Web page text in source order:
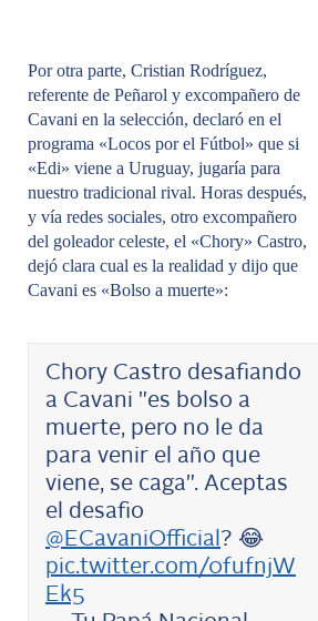
Por otra parte, Cristian Rodríguez,
referente de Peñarol y excompañero de
Cavani en la selección, declaró en el
programa «Locos por el Fútbol» que si
«Edi» viene a Uruguay, jugaría para
nuestro tradicional rival. Horas después,
y vía redes sociales, otro excompañero
del goleador celeste, el «Chory» Castro,
dejó clara cual es la realidad y dijo que
Cavani es «Bolso a muerte»:
Chory Castro desafiando
a Cavani "es bolso a
muerte, pero no le da
para venir el año que
viene, se caga". Aceptas
el desafio
@ECavaniOfficial? 😂
pic.twitter.com/0fufnjW
Ek5